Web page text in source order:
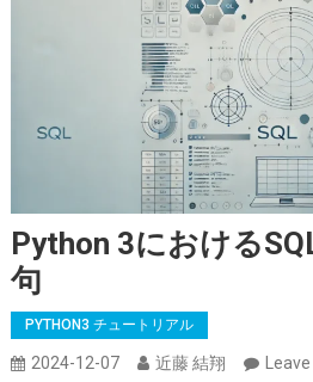
Python 3における
句
PYTHON3 チュートリアル
2024-12-07 近藤 結翔